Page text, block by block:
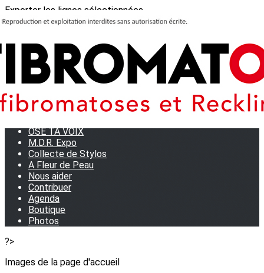
Exporter les lignes sélectionnées
Exporter toutes les colonnes
Journées Partage 2026 - La Rochelle
Les manifestations
OSE TA VOIX
M.D.R. Expo
Collecte de Stylos
A Fleur de Peau
Nous aider
Contribuer
Agenda
Boutique
Photos
?>
Images de la page d'accueil